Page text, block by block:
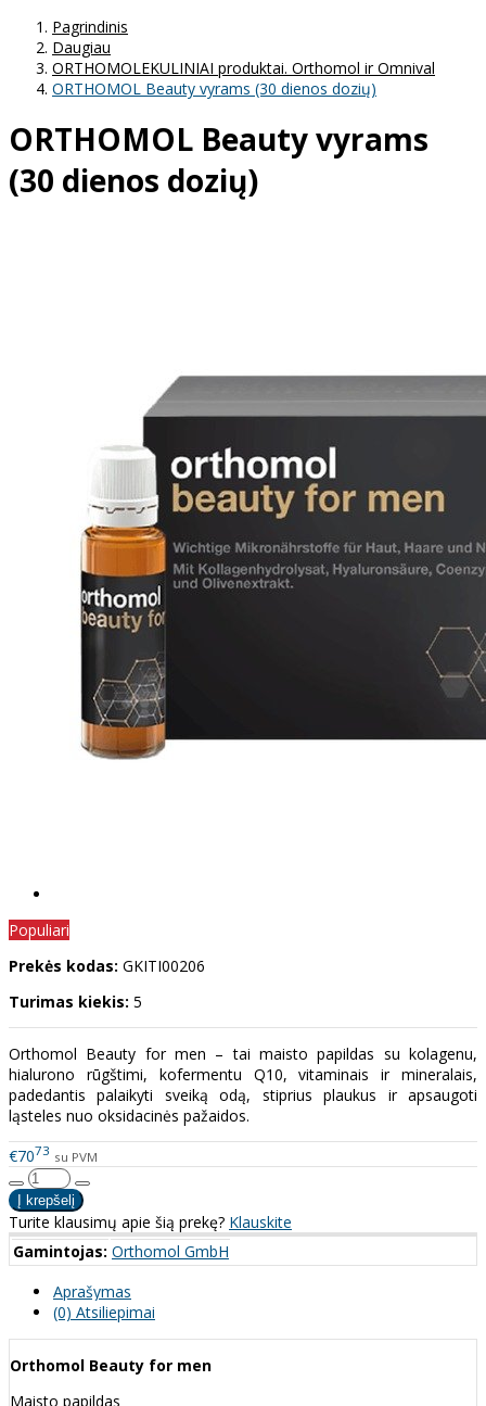
Pagrindinis
Daugiau
ORTHOMOLEKULINIAI produktai. Orthomol ir Omnival
ORTHOMOL Beauty vyrams (30 dienos dozių)
ORTHOMOL Beauty vyrams
(30 dienos dozių)
Populiari
Prekės kodas: GKITI00206
Turimas kiekis: 5
Orthomol Beauty for men – tai maisto papildas su kolagenu,
hialurono rūgštimi, kofermentu Q10, vitaminais ir mineralais,
padedantis palaikyti sveiką odą, stiprius plaukus ir apsaugoti
ląsteles nuo oksidacinės pažaidos.
€7073 su PVM
Turite klausimų apie šią prekę? Klauskite
Gamintojas: Orthomol GmbH
Aprašymas
(0) Atsiliepimai
Orthomol Beauty for men
Maisto papildas